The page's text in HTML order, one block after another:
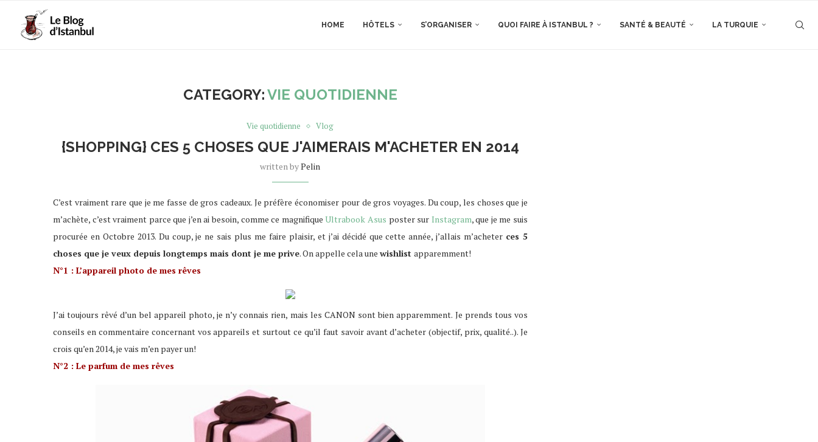
HOME HÔTELS S’ORGANISER QUOI FAIRE À ISTANBUL ? SANTÉ & BEAUTÉ LA TURQUIE
CATEGORY:VIE QUOTIDIENNE
Vie quotidienne Vlog
{SHOPPING} CES 5 CHOSES QUE J'AIMERAIS M'ACHETER EN 2014
written byPelin
C’est vraiment rare que je me fasse de gros cadeaux. Je préfère économiser pour de gros voyages. Du coup, les choses que je
m’achète, c’est vraiment parce que j’en ai besoin, comme ce magnifiqueUltrabook Asus poster sur Instagram, que je me suis
procurée en Octobre 2013. Du coup, je ne sais plus me faire plaisir, et j’ai décidé que cette année, j’allais m’acheter ces 5
choses que je veux depuis longtemps mais dont je me prive. On appelle cela une wishlist apparemment!
N°1 : L’appareil photo de mes rêves
J’ai toujours rêvé d’un bel appareil photo, je n’y connais rien, mais les CANON sont bien apparemment. Je prends tous vos
conseils en commentaire concernant vos appareils et surtout ce qu’il faut savoir avant d’acheter (objectif, prix, qualité..). Je
crois qu’en 2014, je vais m’en payer un!
N°2 : Le parfum de mes rêves